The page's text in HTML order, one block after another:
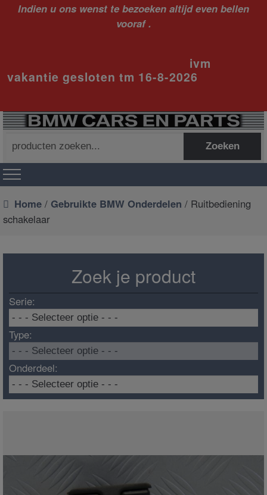
Indien u ons wenst te bezoeken altijd even bellen
vooraf .
ivm
vakantie gesloten tm 16-8-2026
naar:
Zoeken
Home / Gebruikte BMW Onderdelen / Ruitbediening
schakelaar
Zoek je product
Serie:
Type:
Onderdeel: